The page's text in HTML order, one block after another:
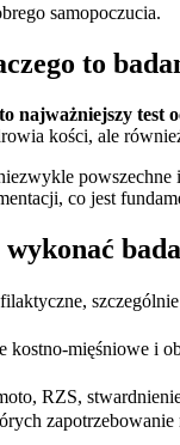
samopoczucia.
to
test
kości, ale
powszechne
co jest
kostno-mięśniowe i
RZS,